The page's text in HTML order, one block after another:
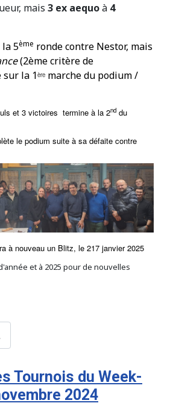
mais 3 ex aequoà 4
5ème ronde contre Nestor, mais
(2ème critère de
sur la 1ère marche du podium /
et 3 victoires termine à la 2nd du
le podium suite à sa défaite contre
à nouveau un Blitz, le 217 janvier 2025
et à 2025 pour de nouvelles
Tournois du Week-
2024